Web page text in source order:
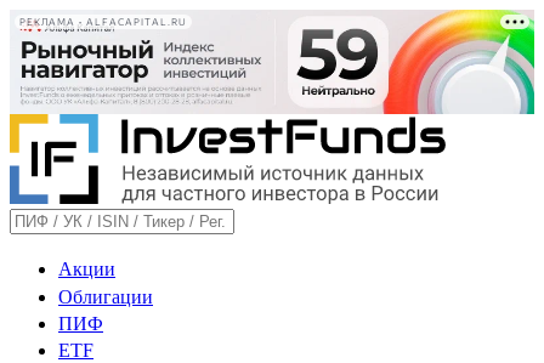
РЕКЛАМА • ALFACAPITAL.RU
Акции
Облигации
ПИФ
ETF